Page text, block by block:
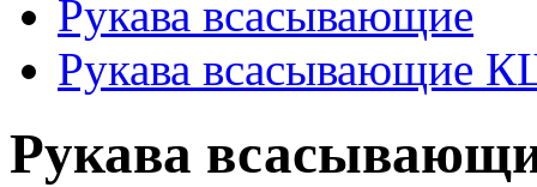
Рукава всасывающие
Рукава всасывающие
Рукава